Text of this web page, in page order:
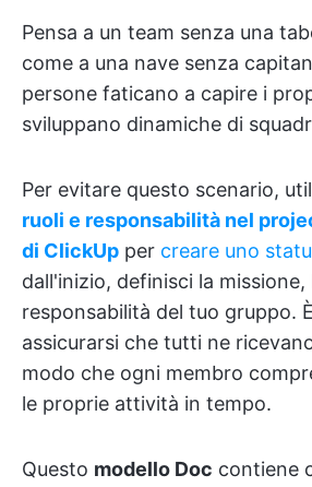
Pensa a un team senza una
come a una nave senza
persone faticano a capire i
sviluppano dinamiche di
Per evitare questo scenario,
ruoli e responsabilità nel
di ClickUp per creare uno
dall'inizio, definisci la
responsabilità del tuo gruppo.
assicurarsi che tutti ne
modo che ogni membro
le proprie attività in tempo.
Questo modello Doc contiene